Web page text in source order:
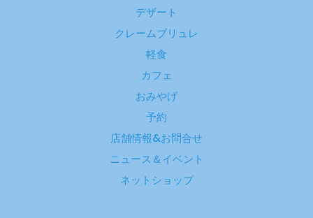
デザート
クレームブリュレ
軽食
カフェ
おみやげ
予約
店舗情報&お問合せ
ニュース＆イベント
ネットショップ